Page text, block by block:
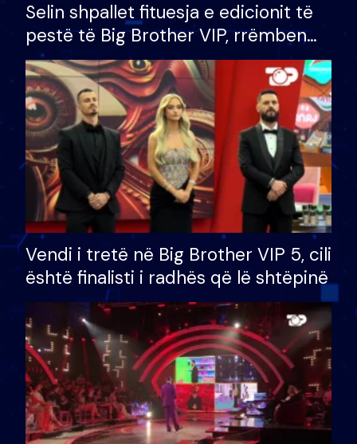
Selin shpallet fituesja e edicionit të
pestë të Big Brother VIP, rrëmben
çmimin e madh prej 100 mijë eurosh
Vendi i tretë në Big Brother VIP 5, cili
është finalisti i radhës që lë shtëpinë